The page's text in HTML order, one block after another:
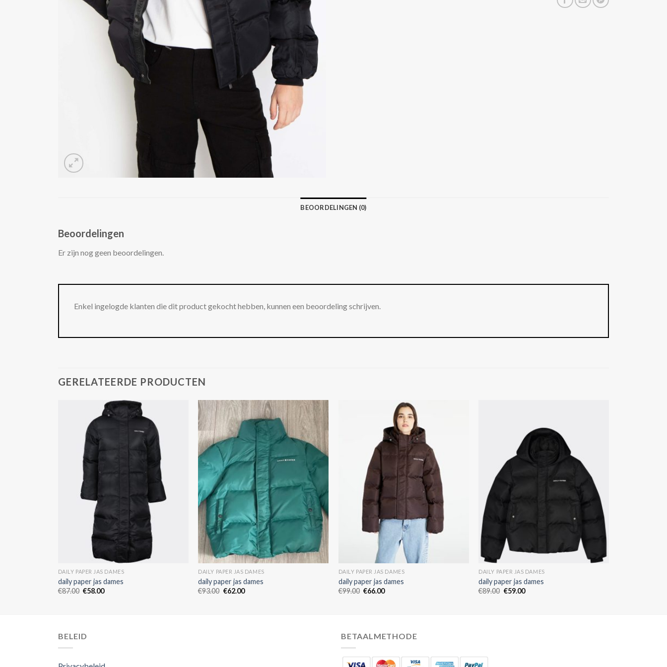
BEOORDELINGEN (0)
Beoordelingen
Er zijn nog geen beoordelingen.
Enkel ingelogde klanten die dit product gekocht hebben, kunnen een beoordeling schrijven.
GERELATEERDE PRODUCTEN
DAILY PAPER JAS DAMES
daily paper jas dames
€87.00 €58.00
DAILY PAPER JAS DAMES
daily paper jas dames
€93.00 €62.00
DAILY PAPER JAS DAMES
daily paper jas dames
€99.00 €66.00
DAILY PAPER JAS DAMES
daily paper jas dames
€89.00 €59.00
BELEID BETAALMETHODE